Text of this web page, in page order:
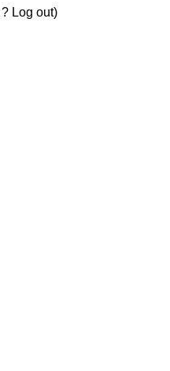
? Log out)